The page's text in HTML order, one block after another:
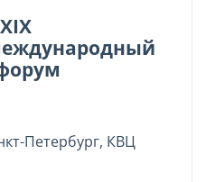
Петербург, КВЦ